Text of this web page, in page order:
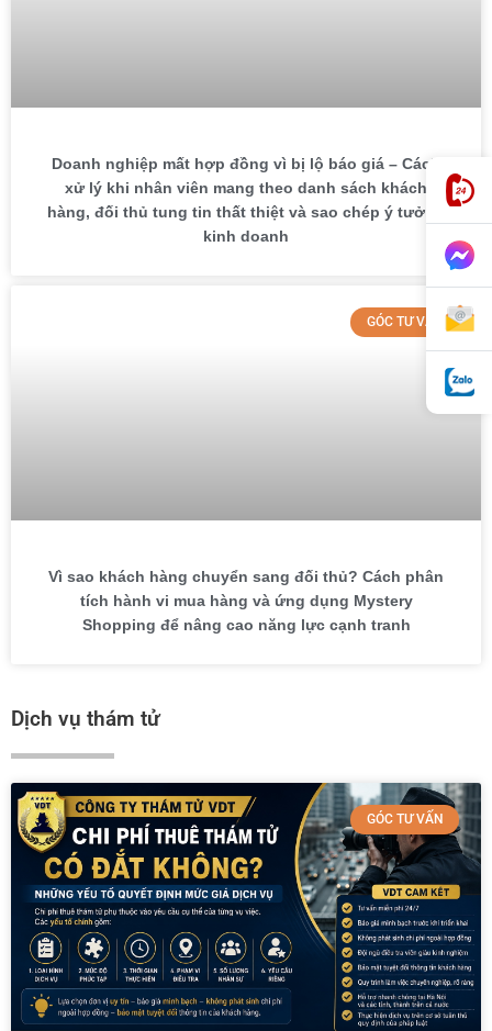
Doanh nghiệp mất hợp đồng vì bị lộ báo giá – Cách
xử lý khi nhân viên mang theo danh sách khách
hàng, đối thủ tung tin thất thiệt và sao chép ý tưởng
kinh doanh
GÓC TƯ VẤN
Vì sao khách hàng chuyển sang đối thủ? Cách phân
tích hành vi mua hàng và ứng dụng Mystery
Shopping để nâng cao năng lực cạnh tranh
Dịch vụ thám tử
GÓC TƯ VẤN